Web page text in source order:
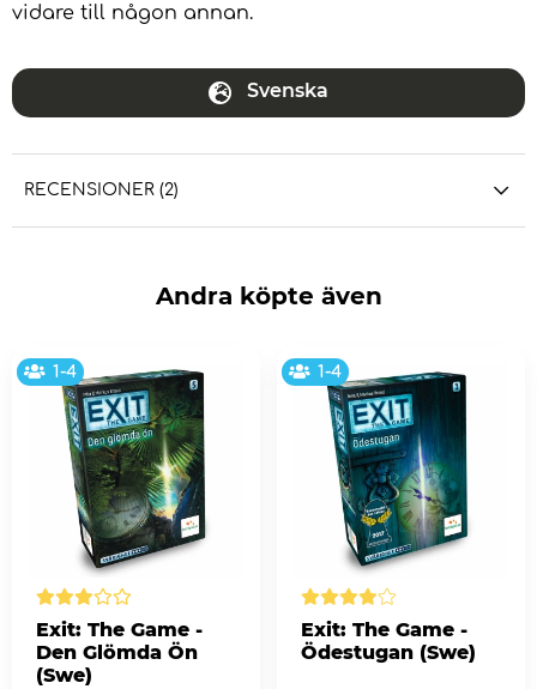
vidare till någon annan.
Svenska
RECENSIONER (2)
Andra köpte även
1-4
Exit: The Game -
Den Glömda Ön
(Swe)
1-4
Exit: The Game -
Ödestugan (Swe)